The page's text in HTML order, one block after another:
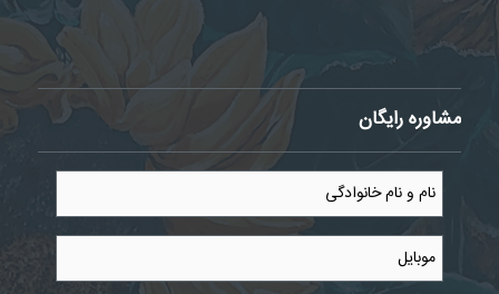
مشاوره رایگان
نام
نام
خانوادگی* موبایل